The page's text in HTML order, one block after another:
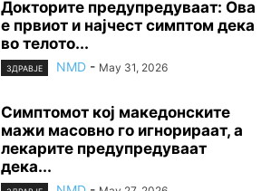
Докторите предупредуваат: Ова
е првиот и најчест симптом дека
во телото...
ЗДРАВЈЕ NMD - May 31, 2026
Симптомот кој македонските
мажи масовно го игнорираат, а
лекарите предупредуваат
дека...